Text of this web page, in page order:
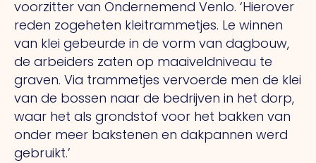
voorzitter van Ondernemend Venlo. ‘Hierover
reden zogeheten kleitrammetjes. Le winnen
van klei gebeurde in de vorm van dagbouw,
de arbeiders zaten op maaiveldniveau te
graven. Via trammetjes vervoerde men de klei
van de bossen naar de bedrijven in het dorp,
waar het als grondstof voor het bakken van
onder meer bakstenen en dakpannen werd
gebruikt.’